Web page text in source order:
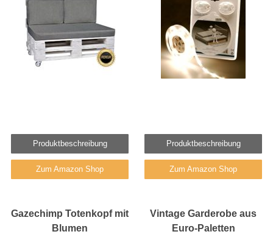
Produktbeschreibung
Zum Amazon Shop
Produktbeschreibung
Zum Amazon Shop
Gazechimp Totenkopf mit
Blumen
Vintage Garderobe aus
Euro-Paletten